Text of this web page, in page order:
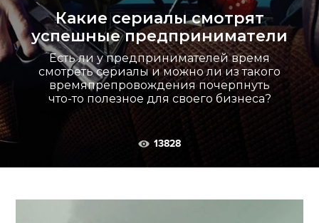
Какие сериалы смотрят
успешные предприниматели
Есть ли у предпринимателей время
смотреть сериалы и можно ли из такого
времяпрепровождения почерпнуть
что-то полезное для своего бизнеса?
13828
ФОТОГРАФИЯ
ТИПОГРАФИКА
ИСТОРИИ БРЕНДОВ